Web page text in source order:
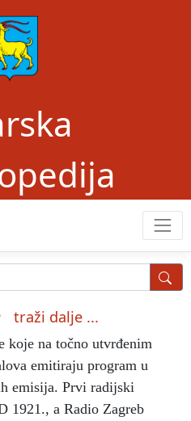
traži dalje ...
koje na točno utvrđenim
emitiraju program u
emisija. Prvi radijski
1921., a Radio Zagreb